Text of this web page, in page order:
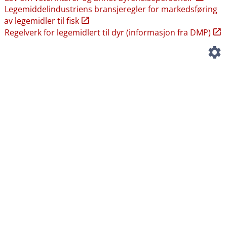
Legemiddelindustriens bransjeregler for markedsføring
av legemidler til fisk
Regelverk for legemidlert til dyr (informasjon fra DMP)